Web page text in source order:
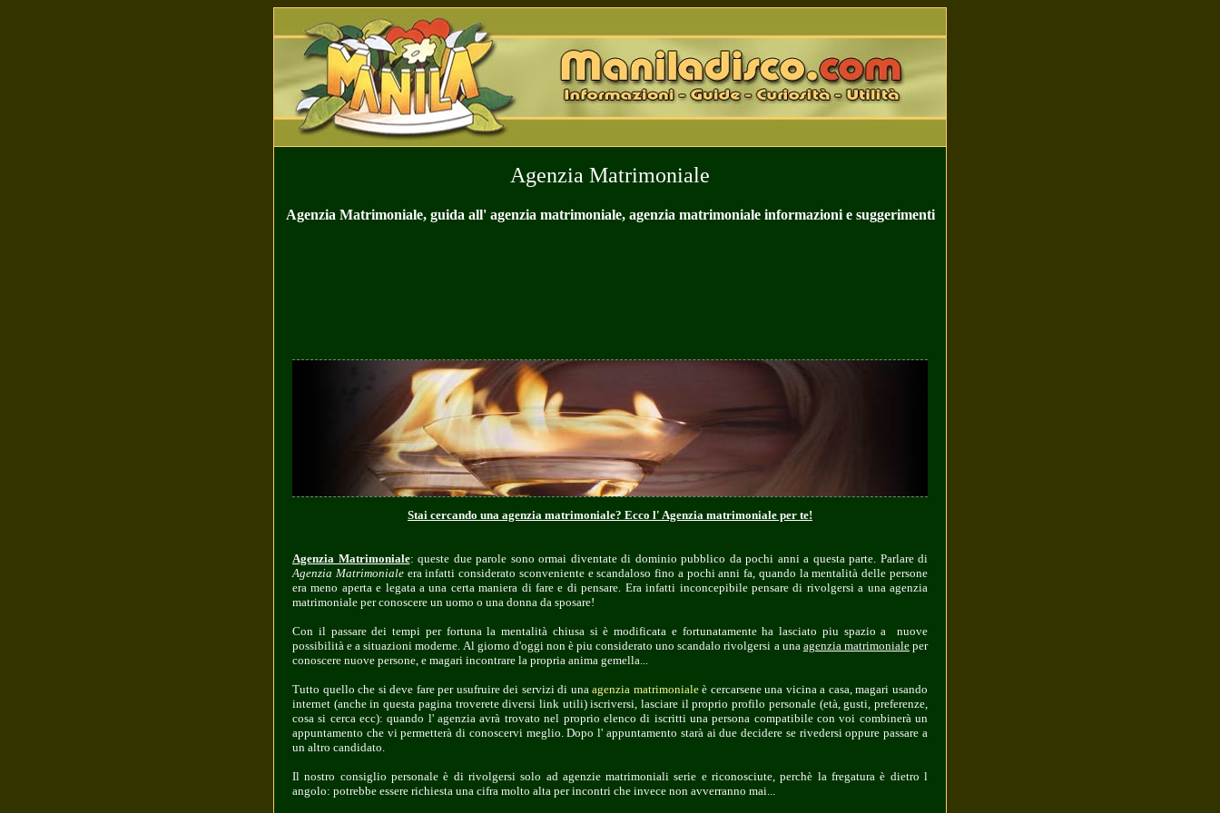
Agenzia Matrimoniale
Agenzia Matrimoniale, guida all' agenzia matrimoniale, agenzia matrimoniale informazioni e suggerimenti
Stai cercando una agenzia matrimoniale? Ecco l' Agenzia matrimoniale per te!
Agenzia Matrimoniale: queste due parole sono ormai diventate di dominio pubblico da pochi anni a questa parte. Parlare di
Agenzia Matrimonialeera infatti considerato sconveniente e scandaloso fino a pochi anni fa, quando la mentalità delle persone
era meno aperta e legata a una certa maniera di fare e di pensare. Era infatti inconcepibile pensare di rivolgersi a una agenzia
matrimoniale per conoscere un uomo o una donna da sposare!
Con il passare dei tempi per fortuna la mentalità chiusa si è modificata e fortunatamente ha lasciato piu spazio a nuove
possibilità e a situazioni moderne. Al giorno d'oggi non è piu considerato uno scandalo rivolgersi a una agenzia matrimonialeper
conoscere nuove persone, e magari incontrare la propria anima gemella...
Tutto quello che si deve fare per usufruire dei servizi di unaagenzia matrimonialeè cercarsene una vicina a casa, magari usando
internet (anche in questa pagina troverete diversi link utili) iscriversi, lasciare il proprio profilo personale (età, gusti, preferenze,
cosa si cerca ecc): quando l' agenzia avrà trovato nel proprio elenco di iscritti una persona compatibile con voi combinerà un
appuntamento che vi permetterà di conoscervi meglio. Dopo l' appuntamento starà ai due decidere se rivedersi oppure passare a
un altro candidato.
Il nostro consiglio personale è di rivolgersi solo ad agenzie matrimoniali serie e riconosciute, perchè la fregatura è dietro l
angolo: potrebbe essere richiesta una cifra molto alta per incontri che invece non avverranno mai...